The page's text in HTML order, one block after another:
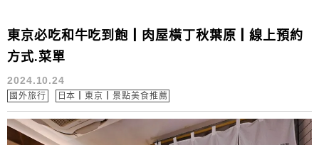
東京必吃和牛吃到飽┃肉屋橫丁秋葉原┃線上預約
方式.菜單
2024.10.24
國外旅行 日本┃東京┃景點美食推薦